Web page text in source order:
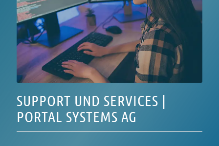
SUPPORT UND SERVICES |
PORTAL SYSTEMS AG